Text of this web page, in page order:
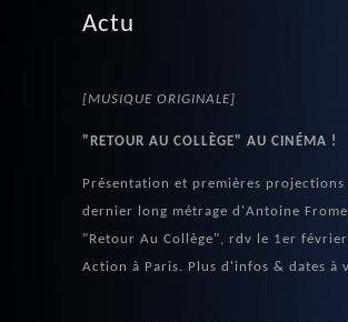
Actu
[MUSIQUE ORIGINALE]
"RETOUR AU COLLÈGE" AU CINÉMA !
Présentation et premières projections
dernier long métrage d'Antoine
"Retour Au Collège", rdv le 1er février
Action à Paris. Plus d'infos & dates à